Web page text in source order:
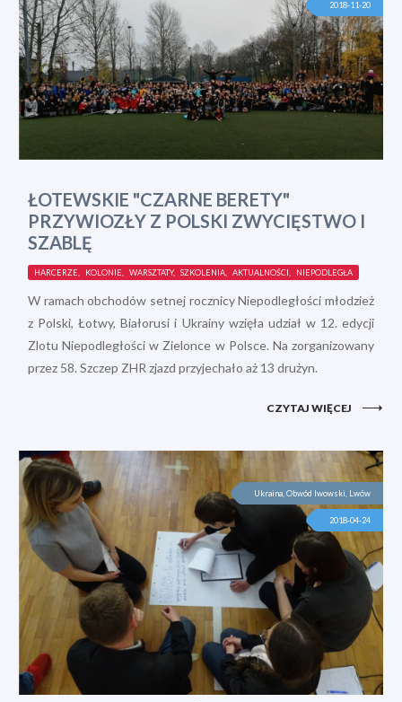
2018-11-20
ŁOTEWSKIE "CZARNE BERETY"
PRZYWIOZŁY Z POLSKI ZWYCIĘSTWO I
SZABLĘ
HARCERZE, KOLONIE, WARSZTATY, SZKOLENIA, AKTUALNOŚCI, NIEPODLEGŁA
W ramach obchodów setnej rocznicy Niepodległości młodzież
z Polski, Łotwy, Białorusi i Ukrainy wzięła udział w 12. edycji
Zlotu Niepodległości w Zielonce w Polsce. Na zorganizowany
przez 58. Szczep ZHR zjazd przyjechało aż 13 drużyn.
CZYTAJ WIĘCEJ
Ukraina, Obwód lwowski, Lwów
2018-04-24